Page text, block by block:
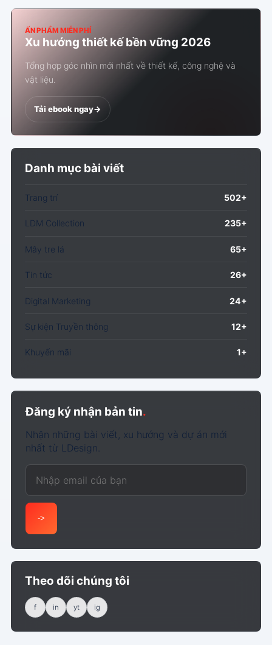
ẤN PHẨM MIỄN PHÍ
Xu hướng thiết kế bền vững 2026
Tổng hợp góc nhìn mới nhất về thiết kế, công nghệ và
vật liệu.
Tải ebook ngay->
Danh mục bài viết
Trang trí 502+
LDM Collection 235+
Mây tre lá 65+
Tin tức 26+
Digital Marketing 24+
Sự kiện Truyền thông 12+
Khuyến mãi 1+
Đăng ký nhận bản tin.
Nhận những bài viết, xu hướng và dự án mới
nhất từ LDesign.
Email của bạn
->
Theo dõi chúng tôi
f in yt ig